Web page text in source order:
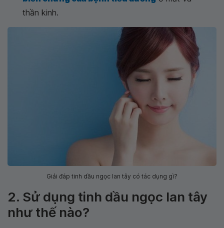
thần kinh.
Giải đáp tinh dầu ngọc lan tây có tác dụng gì?
2. Sử dụng tinh dầu ngọc lan tây
như thế nào?